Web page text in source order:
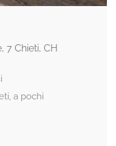
7 Chieti, CH
a pochi